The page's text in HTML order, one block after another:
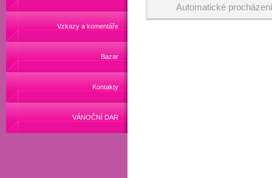
Vzkazy a komentáře
Bazar
Kontakty
VÁNOČNÍ DAR
Automatické